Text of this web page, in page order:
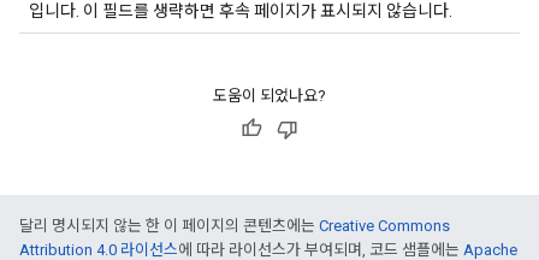
입니다. 이 필드를 생략하면 후속 페이지가 표시되지 않습니다.
도움이 되었나요?
달리 명시되지 않는 한 이 페이지의 콘텐츠에는 Creative Commons
Attribution 4.0 라이선스에 따라 라이선스가 부여되며, 코드 샘플에는 Apache